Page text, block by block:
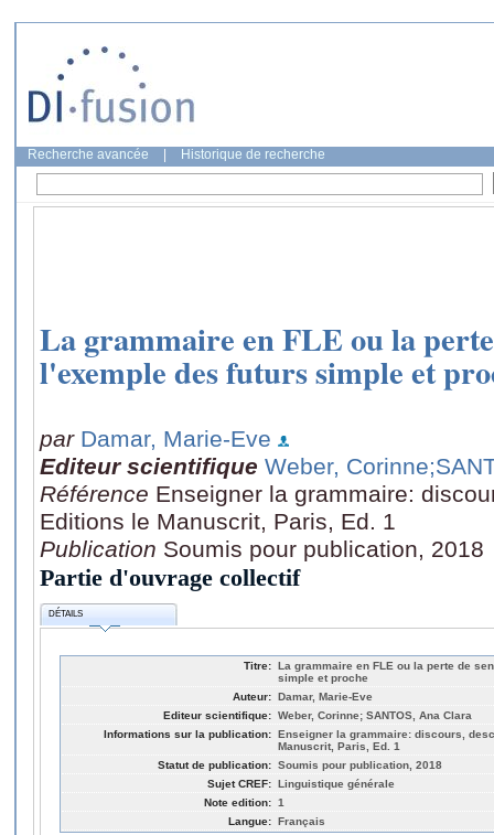
Recherche avancée Historique de recherche
La grammaire en FLE ou la
l'exemple des futurs simple et
par Damar, Marie-Eve
Editeur scientifique Weber, Corinne
Référence Enseigner la grammaire:
Editions le Manuscrit, Paris, Ed. 1
Publication Soumis pour publication, 2018
Partie d'ouvrage collectif
DÉTAILS
Titre: La grammaire en FLE ou la perte de
simple et proche
Auteur: Damar, Marie-Eve
Editeur scientifique: Weber, Corinne; SANTOS, Ana Clara
Informations sur la publication: Enseigner la grammaire: discours,
Manuscrit, Paris, Ed. 1
Statut de publication: Soumis pour publication, 2018
Sujet CREF: Linguistique générale
Note edition: 1
Langue: Français